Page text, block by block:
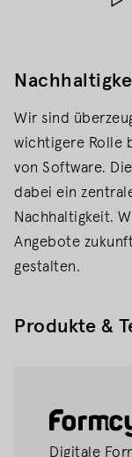
Wir sind
wichtigere Rolle
von Software.
dabei ein
Nachhaltigkeit.
Angebote
gestalten.
Produkte &
formcycle
Digitale